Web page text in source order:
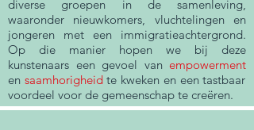
diverse groepen in de samenleving,
waaronder nieuwkomers, vluchtelingen en
jongeren met een immigratieachtergrond.
Op die manier hopen we bij deze
kunstenaars een gevoel van empowerment
en saamhorigheidte kweken en een tastbaar
voordeel voor de gemeenschap te creëren.